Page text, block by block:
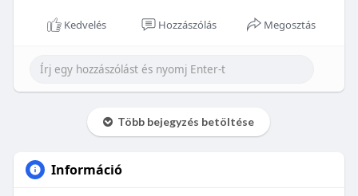
Kedvelés Hozzászólás Megosztás
Több bejegyzés betöltése
Információ